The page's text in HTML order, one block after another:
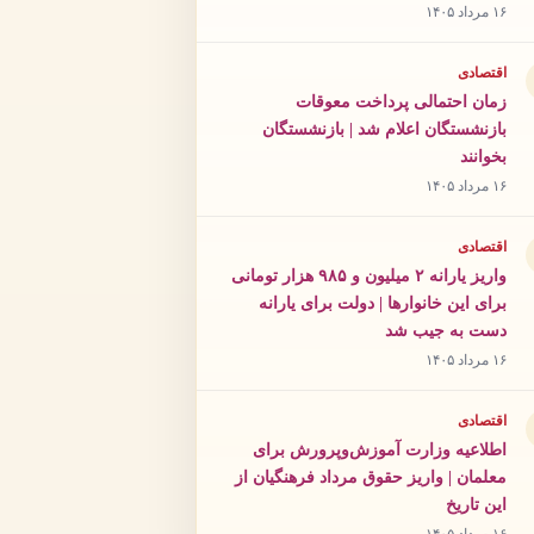
۱۶ مرداد ۱۴۰۵
اقتصادی
زمان احتمالی پرداخت معوقات
بازنشستگان اعلام شد | بازنشستگان
بخوانند
۱۶ مرداد ۱۴۰۵
اقتصادی
واریز یارانه ۲ میلیون و ۹۸۵ هزار تومانی
برای این خانوارها | دولت برای یارانه
دست به جیب شد
۱۶ مرداد ۱۴۰۵
اقتصادی
اطلاعیه وزارت آموزش‌وپرورش برای
معلمان | واریز حقوق مرداد فرهنگیان از
این تاریخ